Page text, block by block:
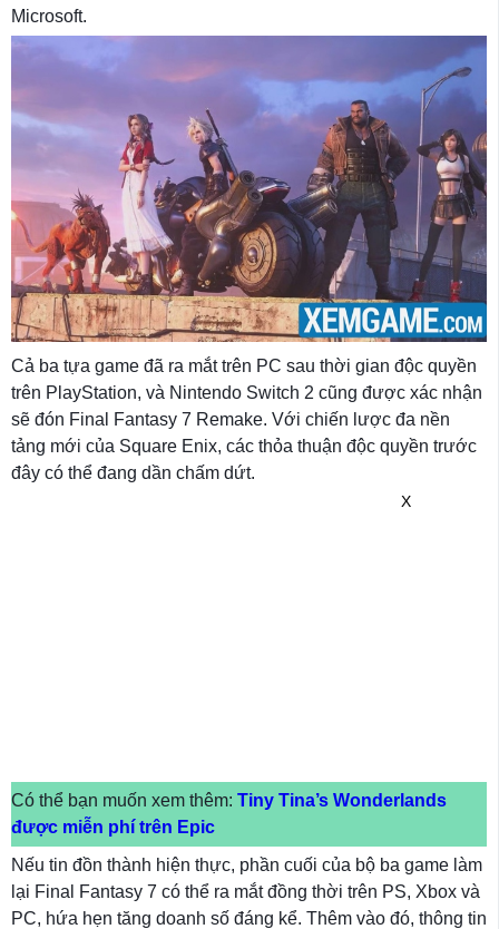
Microsoft.
Cả ba tựa game đã ra mắt trên PC sau thời gian độc quyền
trên PlayStation, và Nintendo Switch 2 cũng được xác nhận
sẽ đón Final Fantasy 7 Remake. Với chiến lược đa nền
tảng mới của Square Enix, các thỏa thuận độc quyền trước
đây có thể đang dần chấm dứt.
X
Có thể bạn muốn xem thêm: Tiny Tina’s Wonderlands
được miễn phí trên Epic
Nếu tin đồn thành hiện thực, phần cuối của bộ ba game làm
lại Final Fantasy 7 có thể ra mắt đồng thời trên PS, Xbox và
PC, hứa hẹn tăng doanh số đáng kể. Thêm vào đó, thông tin